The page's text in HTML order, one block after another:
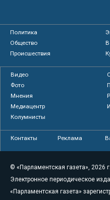
Политика
Общество
Происшествия
Видео
Фото
Мнения
Медиацентр
Колумнисты
Контакты Реклама
© «Парламентская газета», 2026 г.
Электронное периодическое
«Парламентская газета»